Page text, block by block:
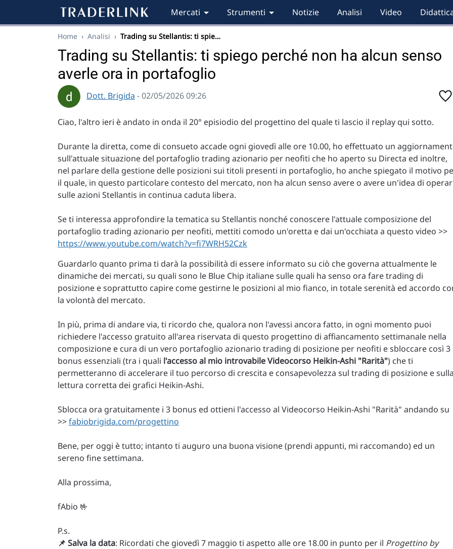
Mercati Strumenti Notizie Analisi Video
Home › Analisi › Trading su Stellantis: ti spie…
Trading su Stellantis: ti spiego perché non ha alcun senso
averle ora in portafoglio
Dott. Brigida - 02/05/2026 09:26
Ciao, l'altro ieri è andato in onda il 20° episiodio del progettino del quale ti lascio il replay qui sotto.
Durante la diretta, come di consueto accade ogni giovedì alle ore 10.00, ho effettuato un
sull'attuale situazione del portafoglio trading azionario per neofiti che ho aperto su Directa ed inoltre,
nel parlare della gestione delle posizioni sui titoli presenti in portafoglio, ho anche spiegato il motivo
il quale, in questo particolare contesto del mercato, non ha alcun senso avere o avere un'idea di
sulle azioni Stellantis in continua caduta libera.
Se ti interessa approfondire la tematica su Stellantis nonché conoscere l'attuale composizione del
portafoglio trading azionario per neofiti, mettiti comodo un'oretta e dai un'occhiata a questo video >>
https://www.youtube.com/watch?v=fi7WRH52Czk
Guardarlo quanto prima ti darà la possibilità di essere informato su ciò che governa attualmente le
dinamiche dei mercati, su quali sono le Blue Chip italiane sulle quali ha senso ora fare trading di
posizione e soprattutto capire come gestirne le posizioni al mio fianco, in totale serenità ed accordo
la volontà del mercato.
In più, prima di andare via, ti ricordo che, qualora non l'avessi ancora fatto, in ogni momento puoi
richiedere l'accesso gratuito all'area riservata di questo progettino di affiancamento settimanale nella
composizione e cura di un vero portafoglio azionario trading di posizione per neofiti e sbloccare così 3
bonus essenziali (tra i quali l'accesso al mio introvabile Videocorso Heikin-Ashi "Rarità") che ti
permetteranno di accelerare il tuo percorso di crescita e consapevolezza sul trading di posizione e
lettura corretta dei grafici Heikin-Ashi.
Sblocca ora gratuitamente i 3 bonus ed ottieni l'accesso al Videocorso Heikin-Ashi "Rarità" andando su
>>fabiobrigida.com/progettino
Bene, per oggi è tutto; intanto ti auguro una buona visione (prendi appunti, mi raccomando) ed un
sereno fine settimana.
Alla prossima,
fAbio 🤟
P.s.
📌 Salva la data: Ricordati che giovedì 7 maggio ti aspetto alle ore 18.00 in punto per il Progettino by